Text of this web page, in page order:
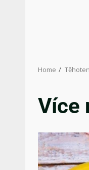
Home
Více